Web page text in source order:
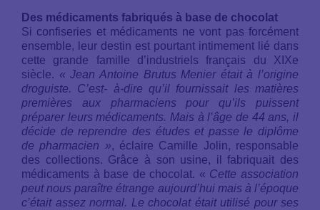
Des médicaments fabriqués à base de chocolat
Si confiseries et médicaments ne vont pas forcément
ensemble, leur destin est pourtant intimement lié dans
cette grande famille d’industriels français du XIXe
siècle. « Jean Antoine Brutus Menier était à l’origine
droguiste. C’est- à-dire qu’il fournissait les matières
premières aux pharmaciens pour qu’ils puissent
préparer leurs médicaments. Mais à l’âge de 44 ans, il
décide de reprendre des études et passe le diplôme
de pharmacien », éclaire Camille Jolin, responsable
des collections. Grâce à son usine, il fabriquait des
médicaments à base de chocolat. « Cette association
peut nous paraître étrange aujourd’hui mais à l’époque
c’était assez normal. Le chocolat était utilisé pour ses